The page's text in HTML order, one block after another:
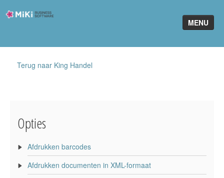
MENU
Software
Software Online
Telefonie
Partners
Terug naar King Handel
Opties
Afdrukken barcodes
Afdrukken documenten in XML-formaat